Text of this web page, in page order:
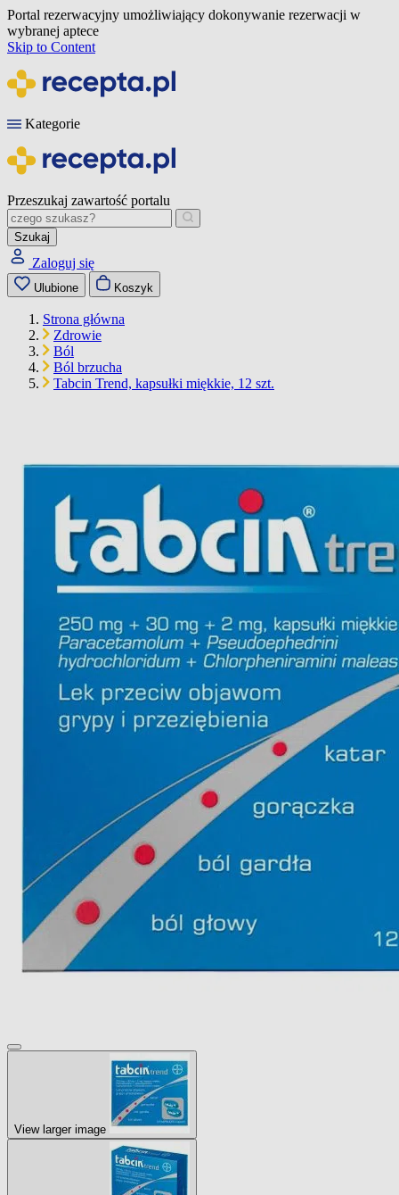
Portal rezerwacyjny umożliwiający dokonywanie rezerwacji w
wybranej aptece
Skip to Content
Kategorie
Przeszukaj zawartość portalu
Szukaj
Zaloguj się
Ulubione Koszyk
Strona główna
Zdrowie
Ból
Ból brzucha
Tabcin Trend, kapsułki miękkie, 12 szt.
View larger image